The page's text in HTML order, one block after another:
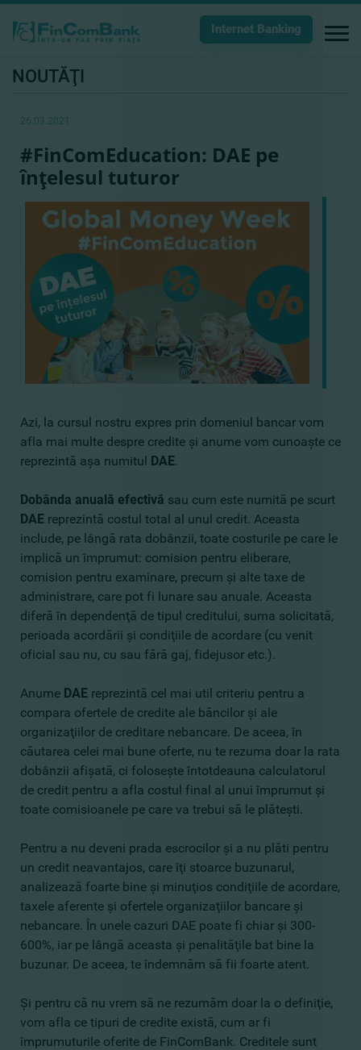
Internet Banking
NOUTĂŢI
26.03.2021
#FinComEducation: DAE pe
înţelesul tuturor
Azi, la cursul nostru expres prin domeniul bancar vom
afla mai multe despre credite şi anume vom cunoaşte ce
reprezintă aşa numitul DAE.
Dobânda anuală efectivă sau cum este numită pe scurt
DAE reprezintă costul total al unul credit. Aceasta
include, pe lângă rata dobânzii, toate costurile pe care le
implică un împrumut: comision pentru eliberare,
comision pentru examinare, precum şi alte taxe de
administrare, care pot fi lunare sau anuale. Aceasta
diferă în dependenţă de tipul creditului, suma solicitată,
perioada acordării şi condiţiile de acordare (cu venit
oficial sau nu, cu sau fără gaj, fidejusor etc.).
Anume DAE reprezintă cel mai util criteriu pentru a
compara ofertele de credite ale băncilor şi ale
organizaţiilor de creditare nebancare. De aceea, în
căutarea celei mai bune oferte, nu te rezuma doar la rata
dobânzii afişată, ci foloseşte întotdeauna calculatorul
de credit pentru a afla costul final al unui împrumut şi
toate comisioanele pe care va trebui să le plăteşti.
Pentru a nu deveni prada escrocilor şi a nu plăti pentru
un credit neavantajos, care îţi stoarce buzunarul,
analizează foarte bine şi minuţios condiţiile de acordare,
taxele aferente şi ofertele organizaţiilor bancare şi
nebancare. În unele cazuri DAE poate fi chiar şi 300-
600%, iar pe lângă aceasta şi penalităţile bat bine la
buzunar. De aceea, te îndemnăm să fii foarte atent.
Şi pentru că nu vrem să ne rezumăm doar la o definiţie,
vom afla ce tipuri de credite există, cum ar fi
împrumuturile oferite de FinComBank. Creditele sunt